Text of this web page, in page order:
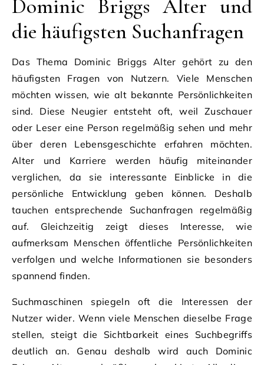
Dominic Briggs Alter und
die häufigsten Suchanfragen
Das Thema Dominic Briggs Alter gehört zu den
häufigsten Fragen von Nutzern. Viele Menschen
möchten wissen, wie alt bekannte Persönlichkeiten
sind. Diese Neugier entsteht oft, weil Zuschauer
oder Leser eine Person regelmäßig sehen und mehr
über deren Lebensgeschichte erfahren möchten.
Alter und Karriere werden häufig miteinander
verglichen, da sie interessante Einblicke in die
persönliche Entwicklung geben können. Deshalb
tauchen entsprechende Suchanfragen regelmäßig
auf. Gleichzeitig zeigt dieses Interesse, wie
aufmerksam Menschen öffentliche Persönlichkeiten
verfolgen und welche Informationen sie besonders
spannend finden.
Suchmaschinen spiegeln oft die Interessen der
Nutzer wider. Wenn viele Menschen dieselbe Frage
stellen, steigt die Sichtbarkeit eines Suchbegriffs
deutlich an. Genau deshalb wird auch Dominic